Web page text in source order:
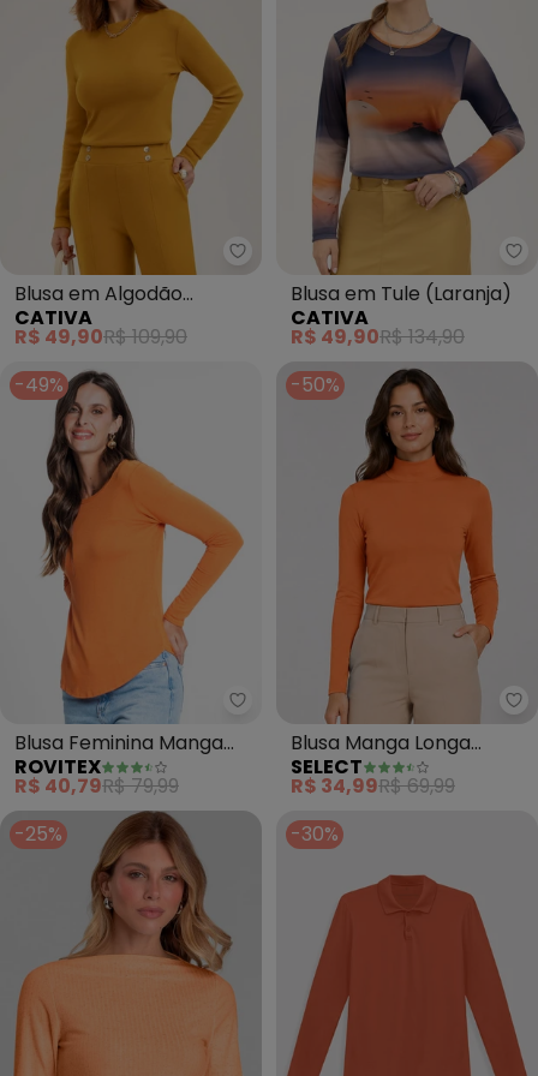
Cativa - Blusa
Blusa em Algodão
(Laranja)
CATIVA
R$ 49,90R$ 109,90
Blusa em Tule (Laranja)
CATIVA
R$ 49,90R$ 134,90
-49%
Rovitex - Blusa Feminina
Blusa Feminina Manga
Longa (Laranja)
ROVITEX
R$ 40,79R$ 79,99
-50%
Blusa Manga Longa
Básica (Laranja)
SELECT
R$ 34,99R$ 69,99
-25%
-30%